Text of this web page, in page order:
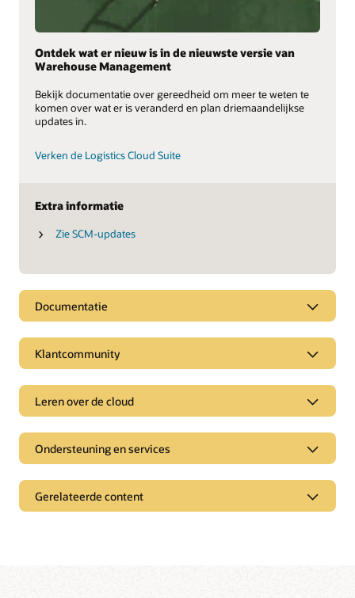
Ontdek wat er nieuw is in de nieuwste versie van
Warehouse Management
Bekijk documentatie over gereedheid om meer te weten te
komen over wat er is veranderd en plan driemaandelijkse
updates in.
Verken de Logistics Cloud Suite
Extra informatie
Zie SCM-updates
Documentatie
Klantcommunity
Leren over de cloud
Ondersteuning en services
Gerelateerde content